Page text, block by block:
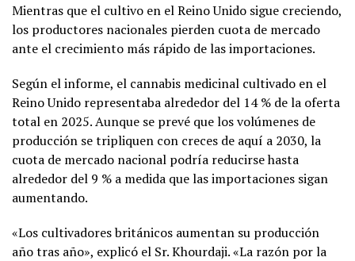
Mientras que el cultivo en el Reino Unido sigue creciendo,
los productores nacionales pierden cuota de mercado
ante el crecimiento más rápido de las importaciones.
Según el informe, el cannabis medicinal cultivado en el
Reino Unido representaba alrededor del 14 % de la oferta
total en 2025. Aunque se prevé que los volúmenes de
producción se tripliquen con creces de aquí a 2030, la
cuota de mercado nacional podría reducirse hasta
alrededor del 9 % a medida que las importaciones sigan
aumentando.
«Los cultivadores británicos aumentan su producción
año tras año», explicó el Sr. Khourdaji. «La razón por la